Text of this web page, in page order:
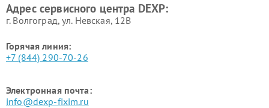
Адрес сервисного центра DEXP:
г. Волгоград, ул. Невская, 12В
Горячая линия:
+7 (844) 290-70-26
Электронная почта:
info@dexp-fixim.ru